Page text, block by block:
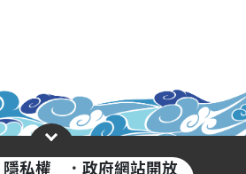
隱私權
·政府網站開放